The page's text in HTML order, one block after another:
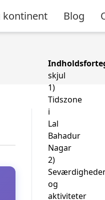
Blog
skjul
1)
Tidszone
i
Lal
Bahadur
Nagar
2)
og
aktiviteter